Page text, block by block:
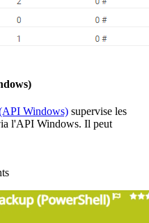
Windows) supervise les
l'API Windows. Il peut